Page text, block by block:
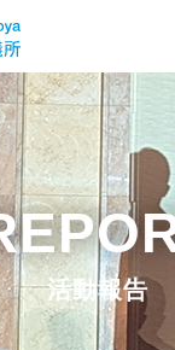
x
活動報告